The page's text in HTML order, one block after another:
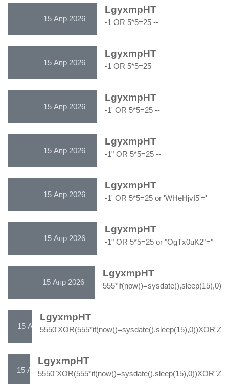
15 Апр 2026
LgyxmpHT
-1 OR 5*5=25 --
15 Апр 2026
LgyxmpHT
-1 OR 5*5=25
15 Апр 2026
LgyxmpHT
-1' OR 5*5=25 --
15 Апр 2026
LgyxmpHT
-1" OR 5*5=25 --
15 Апр 2026
LgyxmpHT
-1' OR 5*5=25 or 'WHeHjvI5'='
15 Апр 2026
LgyxmpHT
-1" OR 5*5=25 or "OgTx0uK2"="
15 Апр 2026
LgyxmpHT
555*if(now()=sysdate(),sleep(15),0)
15 Апр 2026
LgyxmpHT
5550'XOR(555*if(now()=sysdate(),sleep(15),0))XOR'Z
15 Апр 2026
LgyxmpHT
5550"XOR(555*if(now()=sysdate(),sleep(15),0))XOR"Z